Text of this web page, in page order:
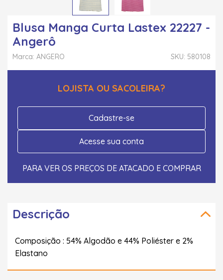
Blusa Manga Curta Lastex 22227 -
Angerô
SKU: 580108
Marca: ANGERO
LOJISTA OU SACOLEIRA?
Cadastre-se
Acesse sua conta
PARA VER OS PREÇOS DE ATACADO E COMPRAR
Descrição
Composição : 54% Algodão e 44% Poliéster e 2%
Elastano